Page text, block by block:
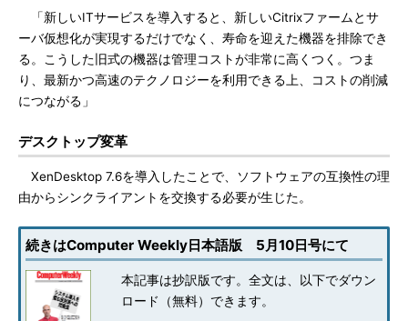
「新しいITサービスを導入すると、新しいCitrixファームとサ
ーバ仮想化が実現するだけでなく、寿命を迎えた機器を排除でき
る。こうした旧式の機器は管理コストが非常に高くつく。つま
り、最新かつ高速のテクノロジーを利用できる上、コストの削減
につながる」
デスクトップ変革
XenDesktop 7.6を導入したことで、ソフトウェアの互換性の理
由からシンクライアントを交換する必要が生じた。
続きはComputer Weekly日本語版 5月10日号にて
本記事は抄訳版です。全文は、以下でダウン
ロード（無料）できます。